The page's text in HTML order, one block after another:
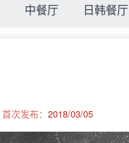
中餐厅 日韩餐厅
首次发布： 2018/03/05